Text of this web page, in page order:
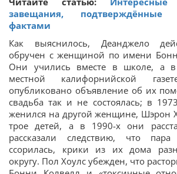
завещания, подтверждённые
фактами
Как выяснилось, Деанджело
обручен с женщиной по имени
Они учились вместе в школе, а
местной калифорнийской
опубликовано объявление об их
свадьба так и не состоялась; в
женился на другой женщине, Шэрон
трое детей, а в 1990-х они
рассказали следствию, что пара
ссорилась, крики из их дома
округу. Пол Хоулс убежден, что